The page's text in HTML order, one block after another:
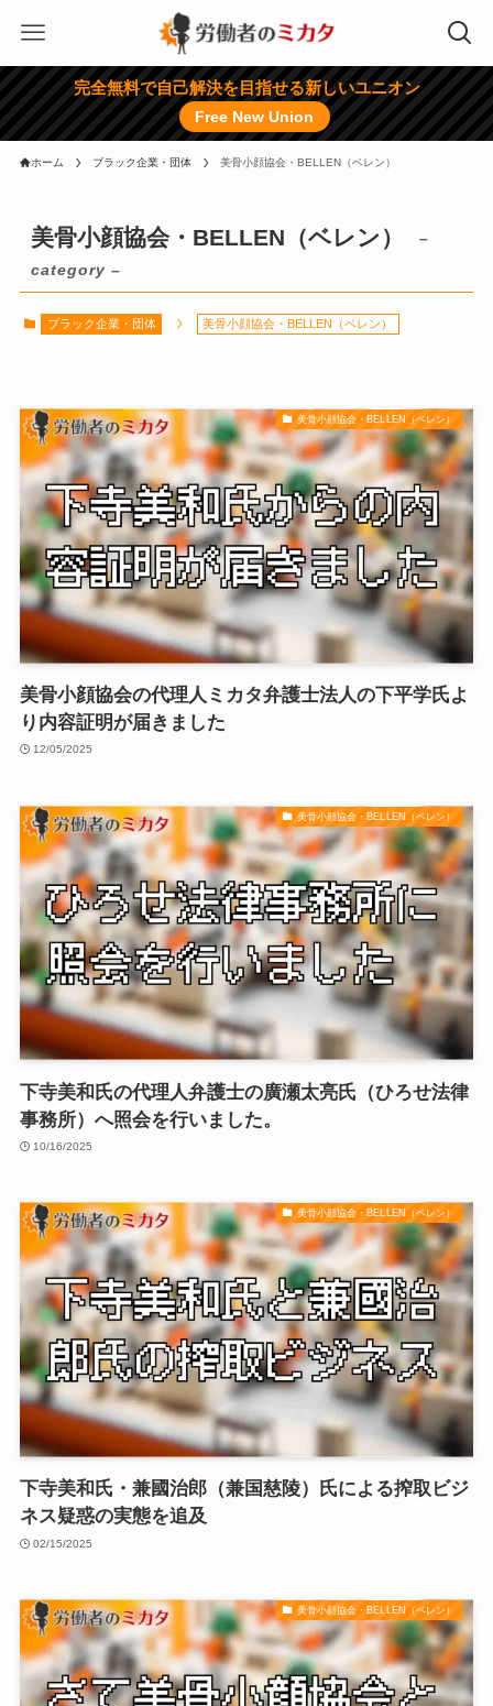
完全無料で自己解決を目指せる新しいユニオン
Free New Union
ホーム ブラック企業・団体 美骨小顔協会・BELLEN（ベレン）
美骨小顔協会・BELLEN（ベレン）
–
category –
ブラック企業・団体 美骨小顔協会・BELLEN（ベレン）
美骨小顔協会・BELLEN（ベレン）
美骨小顔協会の代理人ミカタ弁護士法人の下平学氏よ
り内容証明が届きました
12/05/2025
美骨小顔協会・BELLEN（ベレン）
下寺美和氏の代理人弁護士の廣瀬太亮氏（ひろせ法律
事務所）へ照会を行いました。
10/16/2025
美骨小顔協会・BELLEN（ベレン）
下寺美和氏・兼國治郎（兼国慈陵）氏による搾取ビジ
ネス疑惑の実態を追及
02/15/2025
美骨小顔協会・BELLEN（ベレン）